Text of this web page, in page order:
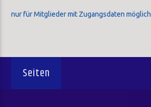
nur für Mitglieder mit Zugangsdaten möglich
Seiten